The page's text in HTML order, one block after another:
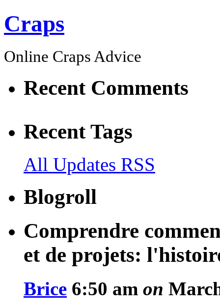
Craps
Online Craps Advice
Recent Comments
Recent Tags
All Updates RSS
Blogroll
Comprendre
et de projets:
Brice 6:50 am on